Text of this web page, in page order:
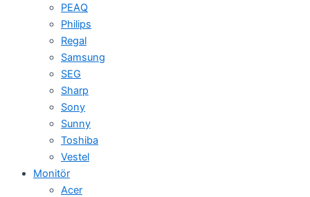
PEAQ
Philips
Regal
Samsung
SEG
Sharp
Sony
Sunny
Toshiba
Vestel
Monitör
Acer